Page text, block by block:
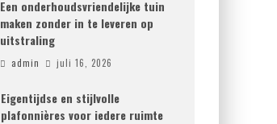
Een onderhoudsvriendelijke tuin
maken zonder in te leveren op
uitstraling
admin juli 16, 2026
Eigentijdse en stijlvolle
plafonnières voor iedere ruimte